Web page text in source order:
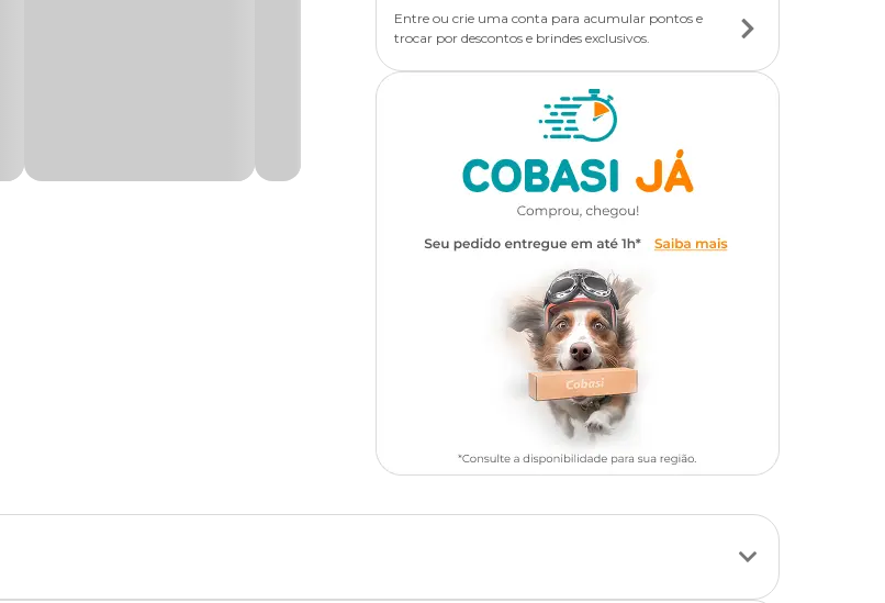
Entre ou crie uma conta para acumular pontos e
trocar por descontos e brindes exclusivos.